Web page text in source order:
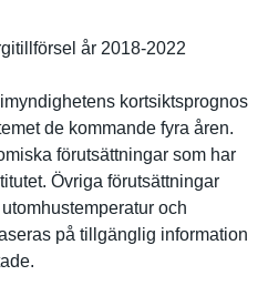
år 2018-2022
kortsiktsp­rognos
de kommande fyra åren.
förutsättn­ingar som har
Övriga förutsättn­ingar
och
på tillgängli­g informatio­n